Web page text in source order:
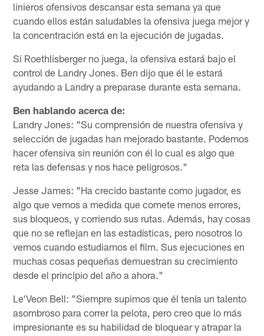
linieros ofensivos descansar esta semana ya que
cuando ellos están saludables la ofensiva juega mejor y
la concentración está en la ejecución de jugadas.
Si Roethlisberger no juega, la ofensiva estará bajo el
control de Landry Jones. Ben dijo que él le estará
ayudando a Landry a preparase durante esta semana.
Ben hablando acerca de:
Landry Jones: "Su comprensión de nuestra ofensiva y
selección de jugadas han mejorado bastante. Podemos
hacer ofensiva sin reunión con él lo cual es algo que
reta las defensas y nos hace peligrosos."
Jesse James: "Ha crecido bastante como jugador, es
algo que vemos a medida que comete menos errores,
sus bloqueos, y corriendo sus rutas. Además, hay cosas
que no se reflejan en las estadísticas, pero nosotros lo
vemos cuando estudiamos el film. Sus ejecuciones en
muchas cosas pequeñas demuestran su crecimiento
desde el principio del año a ahora."
Le'Veon Bell: "Siempre supimos que él tenía un talento
asombroso para correr la pelota, pero creo que lo más
impresionante es su habilidad de bloquear y atrapar la